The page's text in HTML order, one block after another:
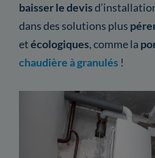
baisser le devis
dans des solutions plus
etécologiques, comme la
chaudière à granulés !